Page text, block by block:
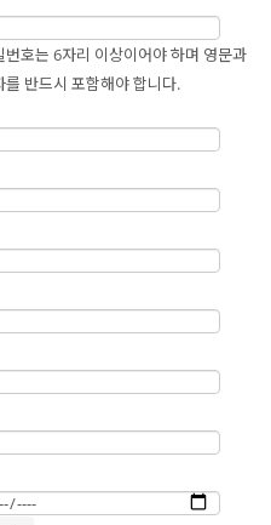
비스 제공에 따른 요금정산
물품배송 또는 청구서 등 발송, 본
용방지, 가입의사 확인, 가입 및
, 접속빈도 파악, 회원의 서비스
번호는 6자리 이상이어야 하며 영문과
를 반드시 포함해야 합니다.